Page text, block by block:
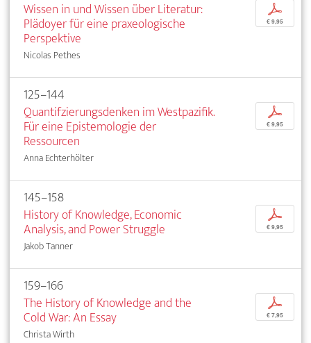
Wissen in und Wissen über Literatur:
Plädoyer für eine praxeologische
Perspektive
Nicolas Pethes
p
€ 9,95
125–144
Quantifzierungsdenken im Westpazifik.
Für eine Epistemologie der
Ressourcen
Anna Echterhölter
p
€ 9,95
145–158
History of Knowledge, Economic
Analysis, and Power Struggle
Jakob Tanner
p
€ 9,95
159–166
The History of Knowledge and the
Cold War: An Essay
Christa Wirth
p
€ 7,95